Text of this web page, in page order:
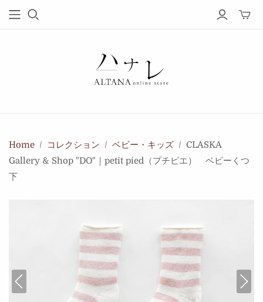
Home / コレクション / ベビー・キッズ / CLASKA
Gallery & Shop "DO"｜petit pied（プチピエ） ベビーくつ
下